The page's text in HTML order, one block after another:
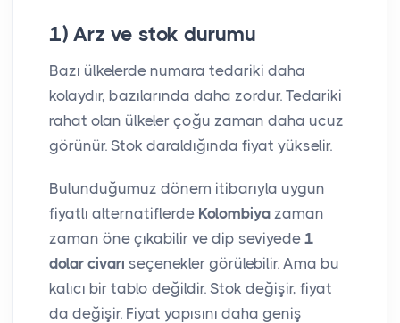
1) Arz ve stok durumu
Bazı ülkelerde numara tedariki daha
kolaydır, bazılarında daha zordur. Tedariki
rahat olan ülkeler çoğu zaman daha ucuz
görünür. Stok daraldığında fiyat yükselir.
Bulunduğumuz dönem itibarıyla uygun
fiyatlı alternatiflerde Kolombiya zaman
zaman öne çıkabilir ve dip seviyede 1
dolar civarı seçenekler görülebilir. Ama bu
kalıcı bir tablo değildir. Stok değişir, fiyat
da değişir. Fiyat yapısını daha geniş